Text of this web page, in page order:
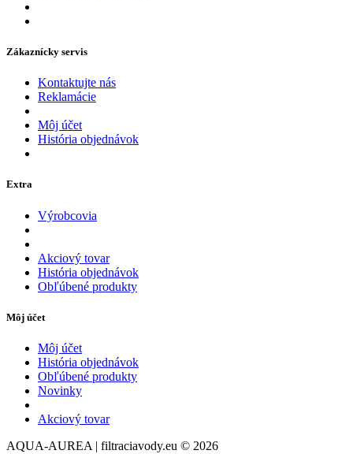
Zákaznícky servis
Kontaktujte nás
Reklamácie
Môj účet
História objednávok
Extra
Výrobcovia
Akciový tovar
História objednávok
Obľúbené produkty
Môj účet
Môj účet
História objednávok
Obľúbené produkty
Novinky
Akciový tovar
AQUA-AUREA | filtraciavody.eu © 2026